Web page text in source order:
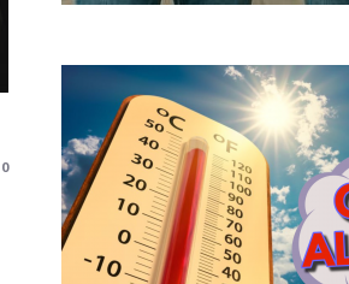
0
Pasitiks ir ateitis. Vaclovas
Matažinskas
2019-07-19 0